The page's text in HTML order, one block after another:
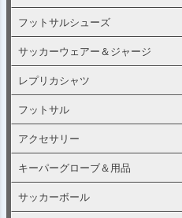
フットサルシューズ
サッカーウェアー＆ジャージ
レプリカシャツ
フットサル
アクセサリー
キーパーグローブ＆用品
サッカーボール